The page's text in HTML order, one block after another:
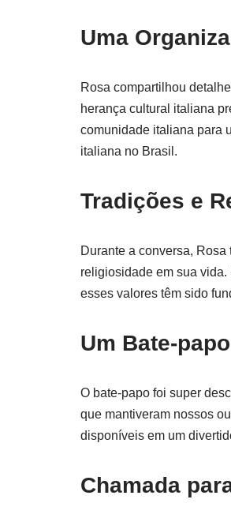
Uma
Rosa compartilhou
herança cultural italiana
comunidade italiana para
italiana no Brasil.
Tradições e
Durante a conversa,
religiosidade em sua
esses valores têm sido
Um Bate-
O bate-papo foi super
que mantiveram nossos
disponíveis em um
Chamada